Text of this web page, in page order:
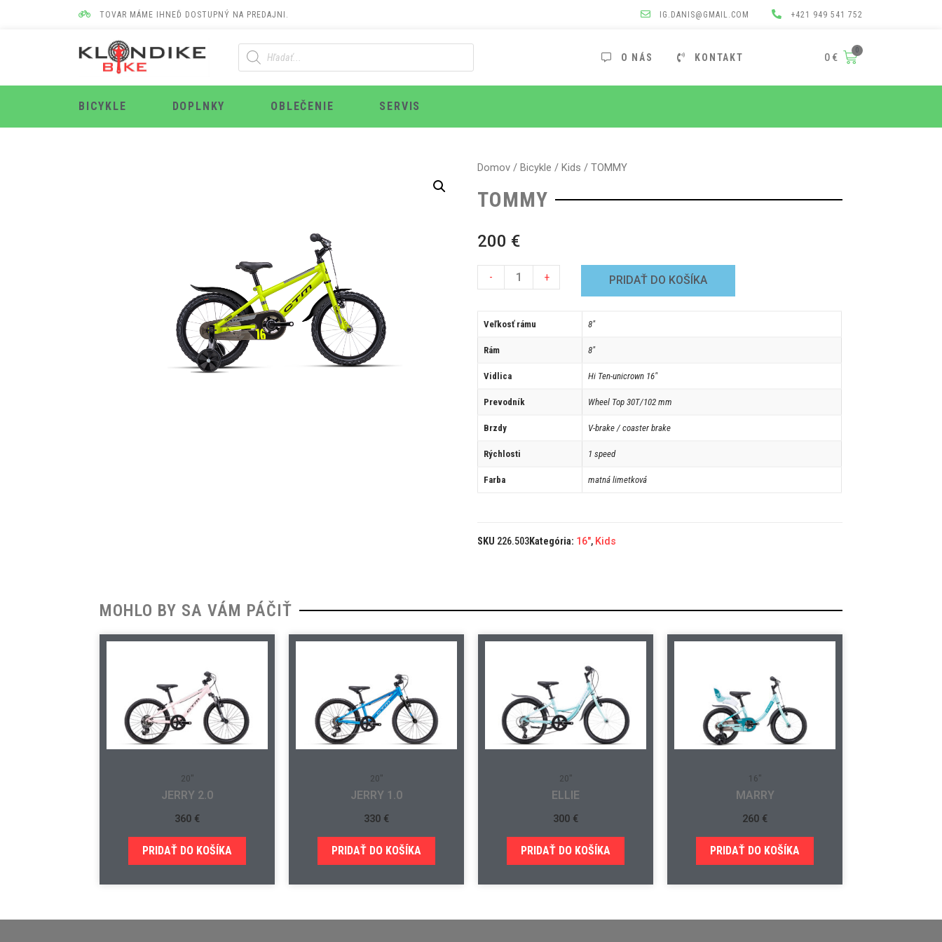
TOVAR MÁME IHNEĎ DOSTUPNÝ NA PREDAJNI. IG.DANIS@GMAIL.COM +421 949 541 752
O NÁS KONTAKT 0€
BICYKLE DOPLNKY OBLEČENIE SERVIS
Domov /Bicykle /Kids / TOMMY
TOMMY
200 €
- + PRIDAŤ DO KOŠÍKA
Veľkosť rámu 8"
Rám 8"
Vidlica Hi Ten-unicrown 16"
Prevodník Wheel Top 30T/102 mm
Brzdy V-brake / coaster brake
Rýchlosti 1 speed
Farba matná limetková
SKU 226.503Kategória: 16", Kids
MOHLO BY SA VÁM PÁČIŤ
20"
JERRY 2.0
360 €
PRIDAŤ DO KOŠÍKA
20"
JERRY 1.0
330 €
PRIDAŤ DO KOŠÍKA
20"
ELLIE
300 €
PRIDAŤ DO KOŠÍKA
16"
MARRY
260 €
PRIDAŤ DO KOŠÍKA